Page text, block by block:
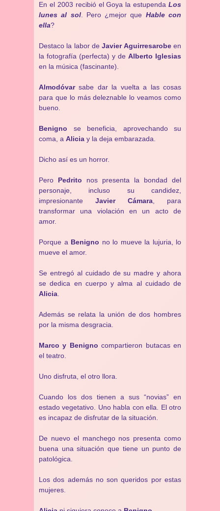
En el 2003 recibió el Goya la estupenda Los
lunes al sol. Pero ¿mejor que Hable con
ella?
Destaco la labor deJavier Aguirresarobeen
la fotografía (perfecta) y de Alberto Iglesias
en la música (fascinante).
Almodóvarsabe dar la vuelta a las cosas
para que lo más deleznable lo veamos como
bueno.
Benigno se beneficia, aprovechando su
coma, a Alicia y la deja embarazada.
Dicho así es un horror.
Pero Pedrito nos presenta la bondad del
personaje, incluso su candidez,
impresionante Javier Cámara , para
transformar una violación en un acto de
amor.
Porque a Benigno no lo mueve la lujuria, lo
mueve el amor.
Se entregó al cuidado de su madre y ahora
se dedica en cuerpo y alma al cuidado de
Alicia
Además se relata la unión de dos hombres
por la misma desgracia.
Marco y Benigno compartieron butacas en
el teatro.
Uno disfruta, el otro llora.
Cuando los dos tienen a sus “novias” en
estado vegetativo. Uno habla con ella. El otro
es incapaz de disfrutar de la situación.
De nuevo el manchego nos presenta como
buena una situación que tiene un punto de
patológica.
Los dos además no son queridos por estas
mujeres.